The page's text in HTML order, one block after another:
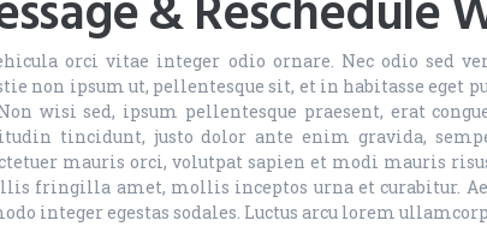
orci vitae integer odio ornare. Nec odio sed
non ipsum ut, pellentesque sit, et in habitasse
wisi sed, ipsum pellentesque praesent, erat
tincidunt, justo dolor ante enim gravida,
mauris orci, volutpat sapien et modi mauris
fringilla amet, mollis inceptos urna et curabitur.
integer egestas sodales. Luctus arcu lorem